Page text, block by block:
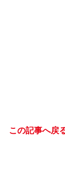
この記事へ戻